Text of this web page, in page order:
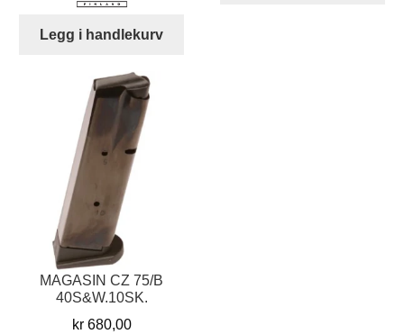
Legg i handlekurv
MAGASIN CZ 75/B
40S&W.10SK.
kr680,00